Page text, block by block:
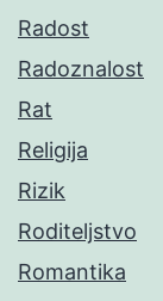
Radost
Radoznalost
Rat
Religija
Rizik
Roditeljstvo
Romantika